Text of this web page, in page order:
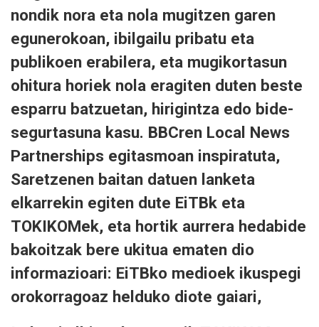
nondik nora eta nola mugitzen garen
egunerokoan, ibilgailu pribatu eta
publikoen erabilera, eta mugikortasun
ohitura horiek nola eragiten duten beste
esparru batzuetan, hirigintza edo bide-
segurtasuna kasu. BBCren Local News
Partnerships egitasmoan inspiratuta,
Saretzenen baitan datuen lanketa
elkarrekin egiten dute EiTBk eta
TOKIKOMek, eta hortik aurrera hedabide
bakoitzak bere ukitua ematen dio
informazioari: EiTBko medioek ikuspegi
orokorragoaz helduko diote gaiari,